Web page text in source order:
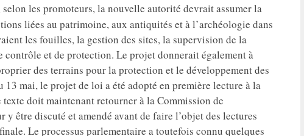
selon les promoteurs, la nouvelle autorité devrait assumer la
liées au patrimoine, aux antiquités et à l’archéologie dans
les fouilles, la gestion des sites, la supervision de la
et de protection. Le projet donnerait également à
des terrains pour la protection et le développement des
mai, le projet de loi a été adopté en première lecture à la
doit maintenant retourner à la Commission de
être discuté et amendé avant de faire l’objet des lectures
Le processus parlementaire a toutefois connu quelques